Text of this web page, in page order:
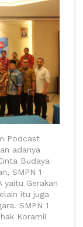
Podcast
adanya
Budaya
SMPN 1
yaitu Gerakan
itu juga
SMPN 1
Koramil